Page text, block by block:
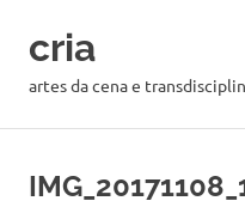
content
cria
artes da cena e